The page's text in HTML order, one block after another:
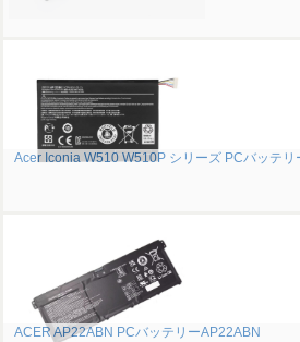
Acer Iconia W510 W510P シリーズ PCバッテ
ACER AP22ABN PCバッテリーAP22ABN